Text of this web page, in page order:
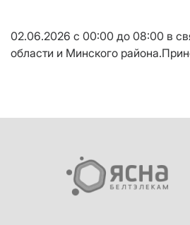
02.06.2026 с 00:00 до 08:00 в
области и Минского